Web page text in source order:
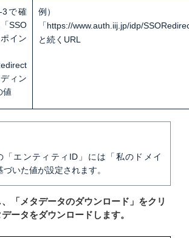
3で確
SSO
イン
ィン
値
例）
「https://www.auth.iij.jp/idp/
と続くURL
「エンティティID」には「私のドメイ
いた値が設定されます。
「メタデータのダウンロード」をクリ
ータをダウンロードします。